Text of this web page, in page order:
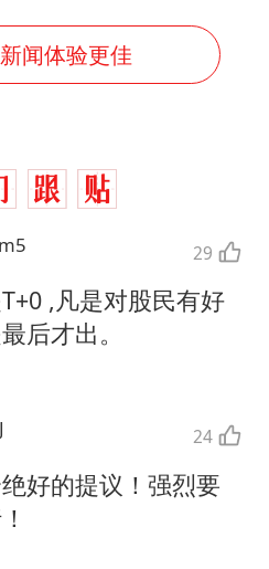
闻体验更佳
29
,凡是对股民有好
后才出。
24
好的提议！强烈要